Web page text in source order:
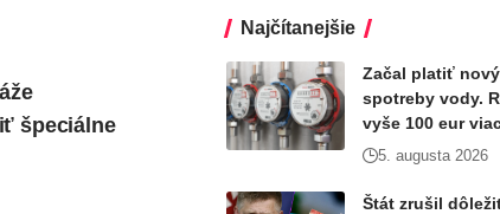
špeciálne
Najčítanejšie
Začal platiť
spotreby vody.
vyše 100 eur
5. augusta 2026
Štát zrušil